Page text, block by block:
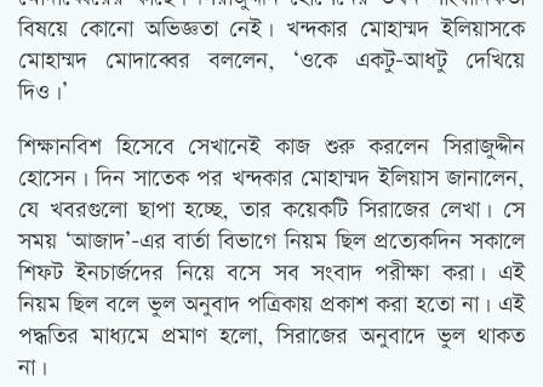
বিষয়ে কোনো অভিজ্ঞতা নেই। খন্দকার মোহাম্মদ ইলিয়াসকে
মোহাম্মদ মোদাব্বের বললেন, ‘ওকে একটু-আধটু দেখিয়ে
দিও।’
শিক্ষানবিশ হিসেবে সেখানেই কাজ শুরু করলেন সিরাজুদ্দীন
হোসেন। দিন সাতেক পর খন্দকার মোহাম্মদ ইলিয়াস জানালেন,
যে খবরগুলো ছাপা হচ্ছে, তার কয়েকটি সিরাজের লেখা। সে
সময় ‘আজাদ’-এর বার্তা বিভাগে নিয়ম ছিল প্রত্যেকদিন সকালে
শিফট ইনচার্জদের নিয়ে বসে সব সংবাদ পরীক্ষা করা। এই
নিয়ম ছিল বলে ভুল অনুবাদ পত্রিকায় প্রকাশ করা হতো না। এই
পদ্ধতির মাধ্যমে প্রমাণ হলো, সিরাজের অনুবাদে ভুল থাকত
না।